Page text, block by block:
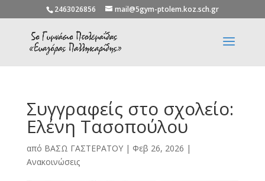
2463026856 mail@5gym-ptolem.koz.sch.gr
Συγγραφείς στο σχολείο:
Ελένη Τασοπούλου
από ΒΑΣΩ ΓΑΣΤΕΡΑΤΟΥ| Φεβ 26, 2026 |
Ανακοινώσεις